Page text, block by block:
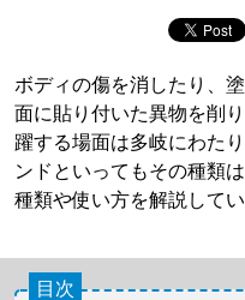
ボディの傷を消したり、
面に貼り付いた異物を削
躍する場面は多岐にわた
ンドといってもその種類
種類や使い方を解説してい
目次